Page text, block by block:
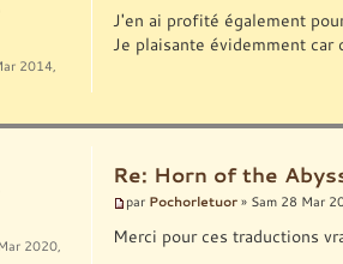
J'en ai profité également
Je plaisante évidemment
2014,
Re: Horn of the
par Pochorletuor » Sam 28 Mar
Merci pour ces traductions
2020,